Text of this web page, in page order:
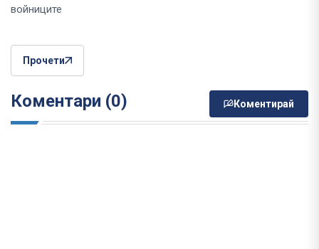
войниците
Прочети
Коментари (0) Коментирай